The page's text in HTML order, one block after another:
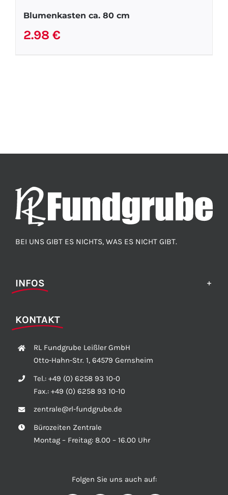
Blumenkasten ca. 80 cm
2.98 €
BEI UNS GIBT ES NICHTS, WAS ES NICHT GIBT.
Folgen Sie uns auch auf:
INFOS
KONTAKT
RL Fundgrube Leißler GmbH
Otto-Hahn-Str. 1, 64579 Gernsheim
Tel.: +49 (0) 6258 93 10-0
Fax.: +49 (0) 6258 93 10-10
zentrale@rl-fundgrube.de
Bürozeiten Zentrale
Montag – Freitag: 8.00 – 16.00 Uhr